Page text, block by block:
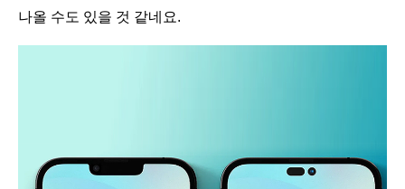
나올 수도 있을 것 같네요.